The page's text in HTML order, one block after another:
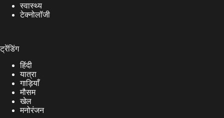
स्वास्थ्य
टेक्नोलॉजी
ट्रेंडिंग
हिंदी
यात्रा
गाड़ियाँ
मौसम
खेल
मनोरंजन